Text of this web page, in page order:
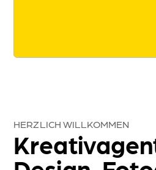
HERZLICH WILLKOMMEN